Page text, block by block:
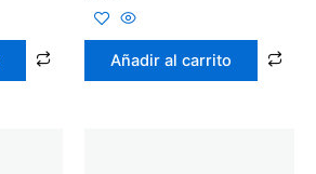
Añadir al carrito